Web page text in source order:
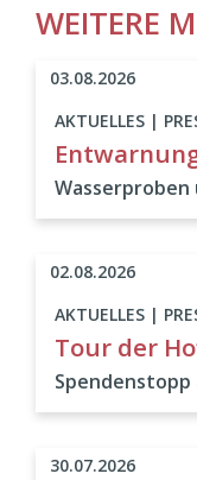
WEITERE
AKTUELLES |
03.08.2026
AKTUELLES |
Tour der
Spendenstopp
02.08.2026
30.07.2026